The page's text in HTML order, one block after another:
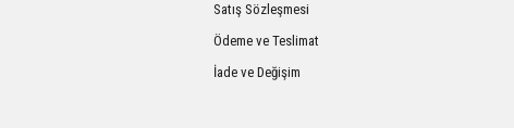
Gönder
Satış Sözleşmesi
Ödeme ve Teslimat
İade ve Değişim